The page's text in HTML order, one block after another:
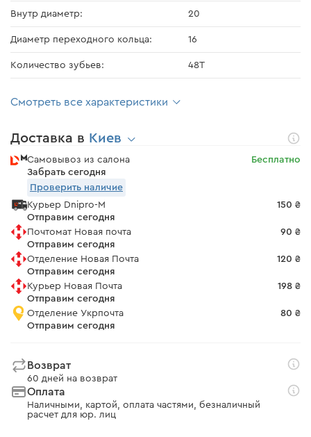
Внутр диаметр: 20
Диаметр переходного кольца: 16
Количество зубьев: 48T
Смотреть все характеристики
Доставка в Киев
Самовывоз из салона
Забрать сегодня
Бесплатно
Проверить наличие
Курьер Dnipro-M
Отправим сегодня
150 ₴
Почтомат Новая почта
Отправим сегодня
90 ₴
Отделение Новая Почта
Отправим сегодня
120 ₴
Курьер Новая Почта
Отправим сегодня
198 ₴
Отделение Укрпочта
Отправим сегодня
80 ₴
Возврат
60 дней на возврат
Оплата
Наличными, картой, оплата частями, безналичный
расчет для юр. лиц